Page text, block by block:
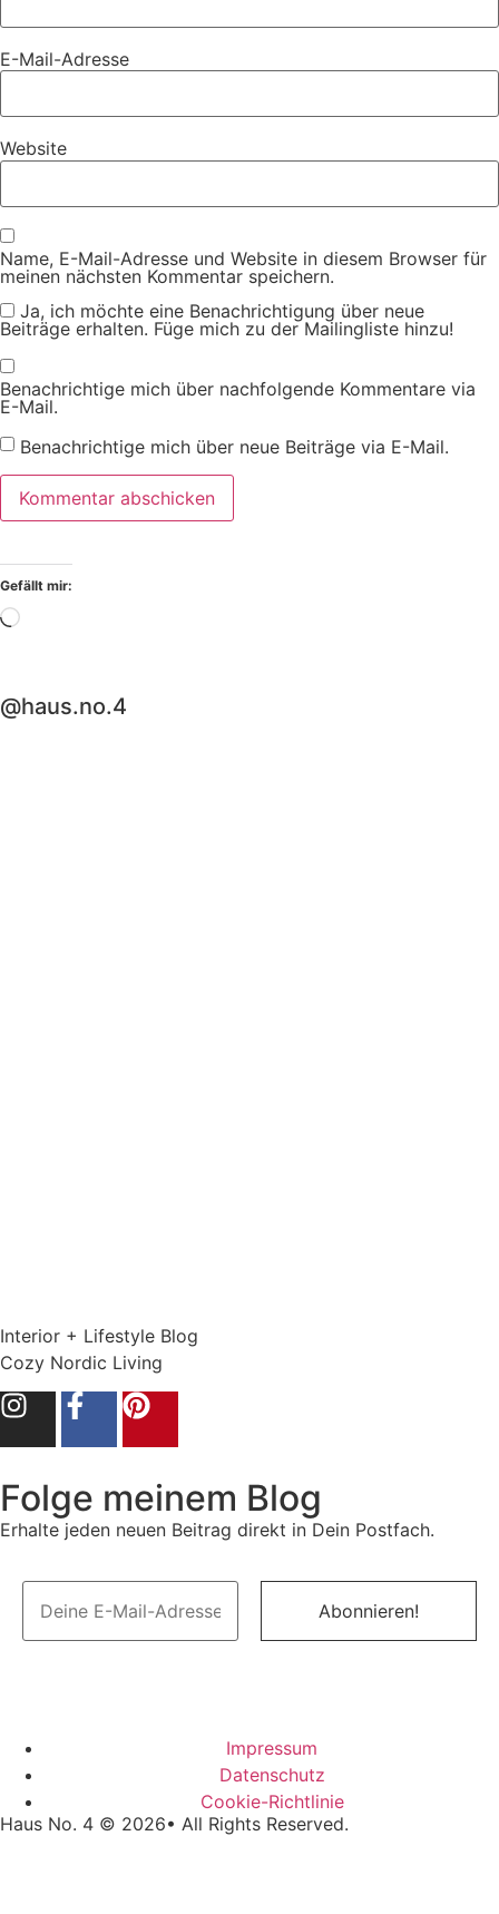
E-Mail-Adresse
Website
Name, E-Mail-Adresse und Website in diesem Browser für
meinen nächsten Kommentar speichern.
Ja, ich möchte eine Benachrichtigung über neue
Beiträge erhalten. Füge mich zu der Mailingliste hinzu!
Benachrichtige mich über nachfolgende Kommentare via
E-Mail.
Benachrichtige mich über neue Beiträge via E-Mail.
Gefällt mir:
@haus.no.4
Interior + Lifestyle Blog
Cozy Nordic Living
Folge meinem Blog
Erhalte jeden neuen Beitrag direkt in Dein Postfach.
Impressum
Datenschutz
Cookie-Richtlinie
Haus No. 4 © 2026• All Rights Reserved.